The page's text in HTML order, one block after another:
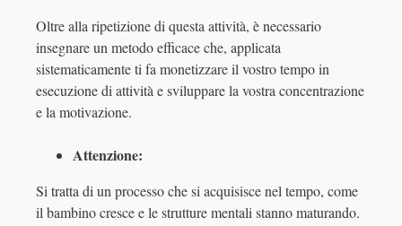
Oltre alla ripetizione di questa attività, è necessario
insegnare un metodo efficace che, applicata
sistematicamente ti fa monetizzare il vostro tempo in
esecuzione di attività e sviluppare la vostra concentrazione
e la motivazione.
Attenzione:
Si tratta di un processo che si acquisisce nel tempo, come
il bambino cresce e le strutture mentali stanno maturando.